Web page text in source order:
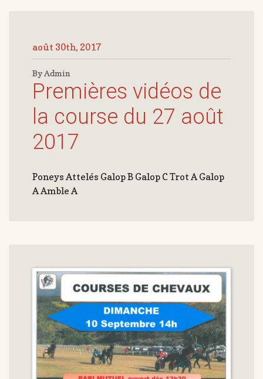
août 30th, 2017
By Admin
Premières vidéos de
la course du 27 août
2017
Poneys Attelés Galop B Galop C Trot A Galop
A Amble A